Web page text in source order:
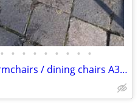
• • • • • • • • •
(2) Upholstered Parson's armchairs / dining chairs A351